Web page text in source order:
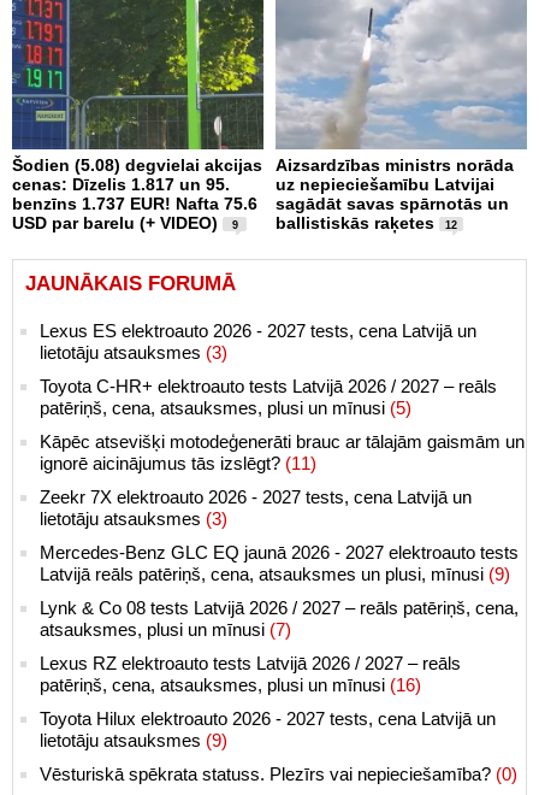
Šodien (5.08) degvielai akcijas
cenas: Dīzelis 1.817 un 95.
benzīns 1.737 EUR! Nafta 75.6
USD par barelu (+ VIDEO)
9
Aizsardzības ministrs norāda
uz nepieciešamību Latvijai
sagādāt savas spārnotās un
ballistiskās raķetes
12
JAUNĀKAIS FORUMĀ
Lexus ES elektroauto 2026 - 2027 tests, cena Latvijā un
lietotāju atsauksmes (3)
Toyota C-HR+ elektroauto tests Latvijā 2026 / 2027 – reāls
patēriņš, cena, atsauksmes, plusi un mīnusi (5)
Kāpēc atsevišķi motodeģenerāti brauc ar tālajām gaismām un
ignorē aicinājumus tās izslēgt? (11)
Zeekr 7X elektroauto 2026 - 2027 tests, cena Latvijā un
lietotāju atsauksmes (3)
Mercedes-Benz GLC EQ jaunā 2026 - 2027 elektroauto tests
Latvijā reāls patēriņš, cena, atsauksmes un plusi, mīnusi (9)
Lynk & Co 08 tests Latvijā 2026 / 2027 – reāls patēriņš, cena,
atsauksmes, plusi un mīnusi (7)
Lexus RZ elektroauto tests Latvijā 2026 / 2027 – reāls
patēriņš, cena, atsauksmes, plusi un mīnusi (16)
Toyota Hilux elektroauto 2026 - 2027 tests, cena Latvijā un
lietotāju atsauksmes (9)
Vēsturiskā spēkrata statuss. Plezīrs vai nepieciešamība? (0)